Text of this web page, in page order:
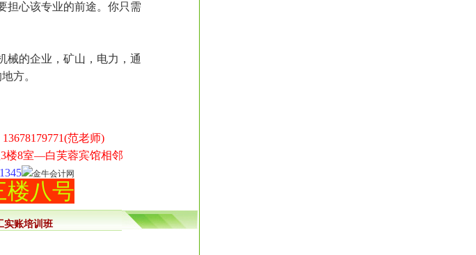
心该专业的前途。你只需
的企业，矿山，电力，通
方。
范老师)
楼8室—白芙蓉宾馆相邻
楼八号
实账培训班